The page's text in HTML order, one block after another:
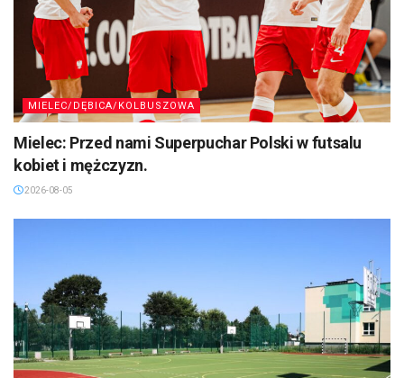
MIELEC/DĘBICA/KOLBUSZOWA
Mielec: Przed nami Superpuchar Polski w futsalu
kobiet i mężczyzn.
2026-08-05